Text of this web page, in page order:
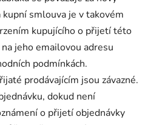
smlouva je v takovém
kupujícího o přijetí této
jeho emailovou adresu
podmínkách.
prodávajícím jsou závazné.
dokud není
o přijetí objednávky